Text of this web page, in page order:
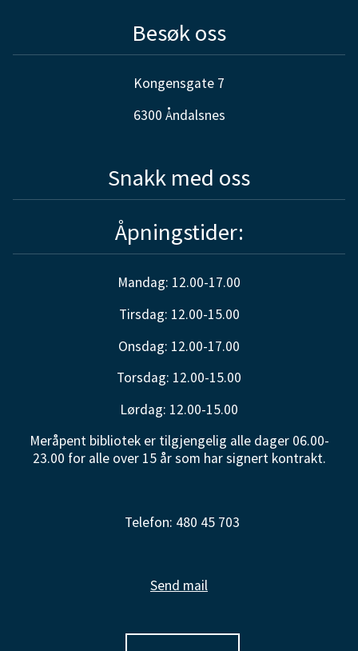
Besøk oss
Kongensgate 7
6300 Åndalsnes
Snakk med oss
Åpningstider:
Mandag: 12.00-17.00
Tirsdag: 12.00-15.00
Onsdag: 12.00-17.00
Torsdag: 12.00-15.00
Lørdag: 12.00-15.00
Meråpent bibliotek er tilgjengelig alle dager 06.00-
23.00 for alle over 15 år som har signert kontrakt.
Telefon: 480 45 703
Send mail